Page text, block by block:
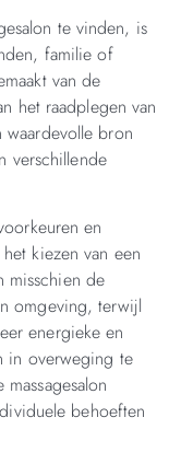
te vinden, is
familie of
van de
het raadplegen van
bron
verschillende
en
kiezen van een
misschien de
omgeving, terwijl
energieke en
in overweging te
behoeften